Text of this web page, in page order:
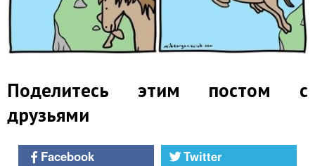
Поделитесь этим постом с
друзьями
Facebook
Twitter